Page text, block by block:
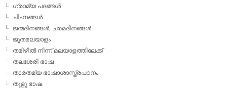
ഗ്രാമ്യ പദങ്ങള്‍
ചിഹ്നങ്ങള്‍
ജന്മദിനങ്ങള്‍, ചരമദിനങ്ങള്‍
ജൂതമലയാളം
തമിഴില്‍ നിന്ന് മലയാളത്തിലേക്ക്
തലശേരി ഭാഷ
താരതമ്യ ഭാഷാശാസ്ത്രപഠനം
തുളു ഭാഷ